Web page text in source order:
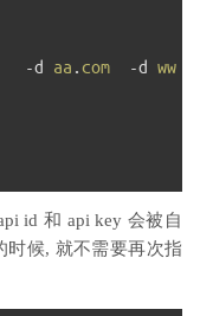
-d aa .com -d
ww
id 和 api key 会被自
时候, 就不需要再次指